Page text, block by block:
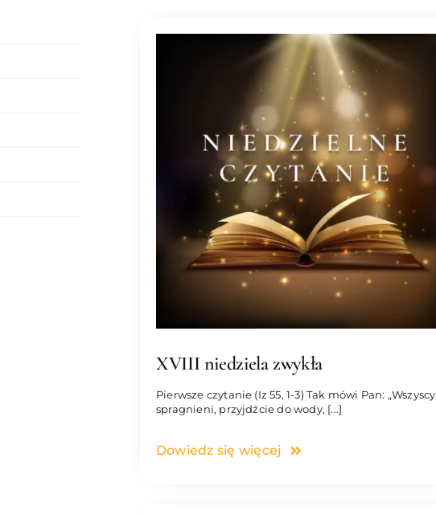
XVIII niedziela zwykła
Pierwsze czytanie (Iz 55, 1-3) Tak mówi Pan: „Wszyscy
spragnieni, przyjdźcie do wody, [...]
Dowiedz się więcej